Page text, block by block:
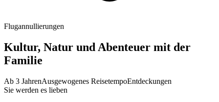
Flugannullierungen
Kultur, Natur und Abenteuer mit der
Familie
Ab 3 JahrenAusgewogenes ReisetempoEntdeckungen
Sie werden es lieben